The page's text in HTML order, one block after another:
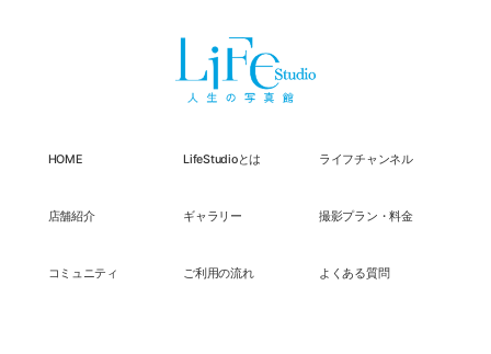
HOME LifeStudioとは ライフチャンネル
店舗紹介 ギャラリー 撮影プラン・料金
コミュニティ ご利用の流れ よくある質問